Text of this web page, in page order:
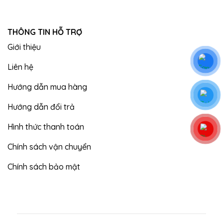
THÔNG TIN HỖ TRỢ
Giới thiệu
Liên hệ
Hướng dẫn mua hàng
Hướng dẫn đổi trả
Hình thức thanh toán
Chính sách vận chuyển
Chính sách bảo mật